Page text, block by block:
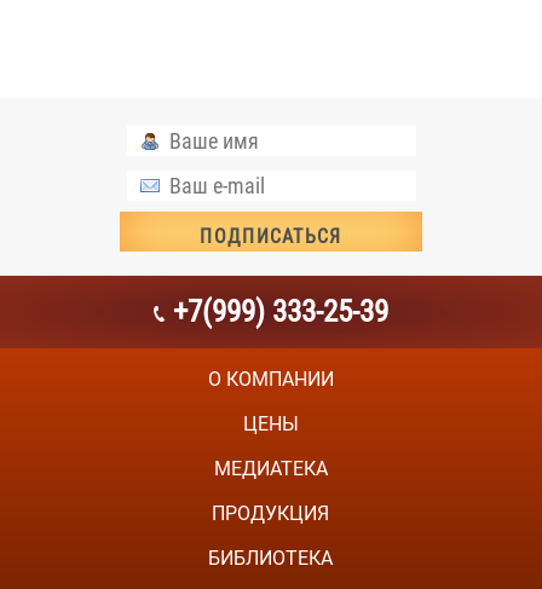
+7(999) 333-25-39
О КОМПАНИИ
ЦЕНЫ
МЕДИАТЕКА
ПРОДУКЦИЯ
БИБЛИОТЕКА